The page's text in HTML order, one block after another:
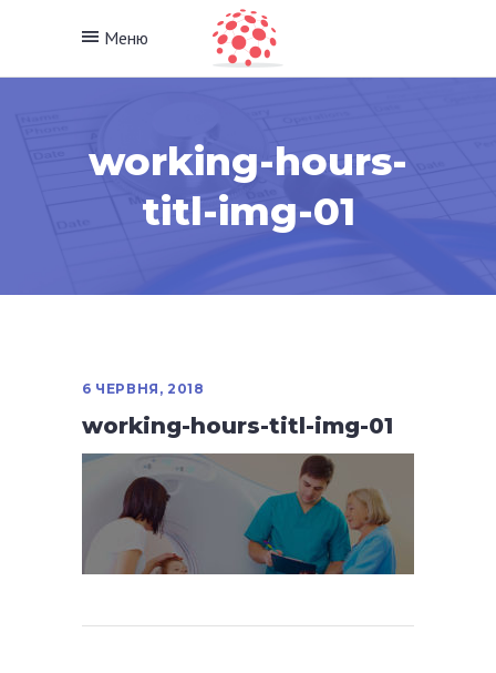
Меню
working-hours-
titl-img-01
6 ЧЕРВНЯ, 2018
working-hours-titl-img-01